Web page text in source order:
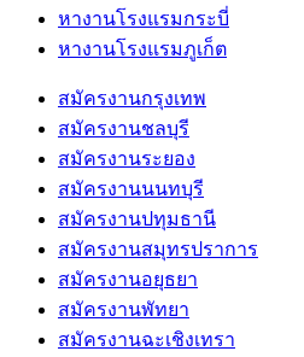
หางานโรงแรมกระบี่
หางานโรงแรมภูเก็ต
สมัครงานกรุงเทพ
สมัครงานชลบุรี
สมัครงานระยอง
สมัครงานนนทบุรี
สมัครงานปทุมธานี
สมัครงานสมุทรปราการ
สมัครงานอยุธยา
สมัครงานพัทยา
สมัครงานฉะเชิงเทรา